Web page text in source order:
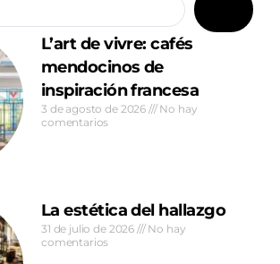
L’art de vivre: cafés
mendocinos de
inspiración francesa
3 de agosto de 2026
No hay
comentarios
La estética del hallazgo
31 de julio de 2026
No hay
comentarios